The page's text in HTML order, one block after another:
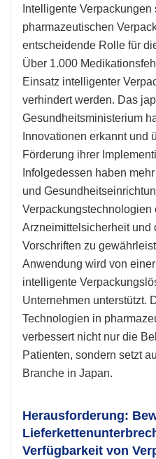
Intelligente
pharmazeutischen
entscheidende Rolle für
Über 1.000
Einsatz intelligenter
verhindert werden. Das
Gesundheitsministerium
Innovationen erkannt und
Förderung ihrer
Infolgedessen haben
und
Verpackungstechnologien
Arzneimittelsicherheit und
Vorschriften zu
Anwendung wird von
intelligente
Unternehmen unterstützt.
Technologien in
verbessert nicht nur die
Patienten, sondern setzt
Branche in Japan.
Herausforderung:
Verfügbarkeit von